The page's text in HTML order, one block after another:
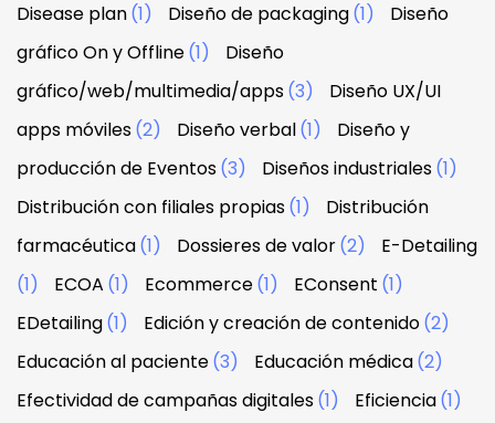
Disease plan(1) Diseño de packaging(1)
Diseño
gráfico On y Offline(1)
Diseño
gráfico/web/multimedia/apps(3)
Diseño UX/UI
apps móviles(2) Diseño verbal(1)
Diseño y
producción de Eventos(3) Diseños industriales(1)
Distribución con filiales propias(1)
Distribución
farmacéutica(1) Dossieres de valor(2)
E-Detailing
(1)
ECOA (1) Ecommerce(1) EConsent (1)
EDetailing(1) Edición y creación de contenido(2)
Educación al paciente(3) Educación médica(2)
Efectividad de campañas digitales(1) Eficiencia(1)